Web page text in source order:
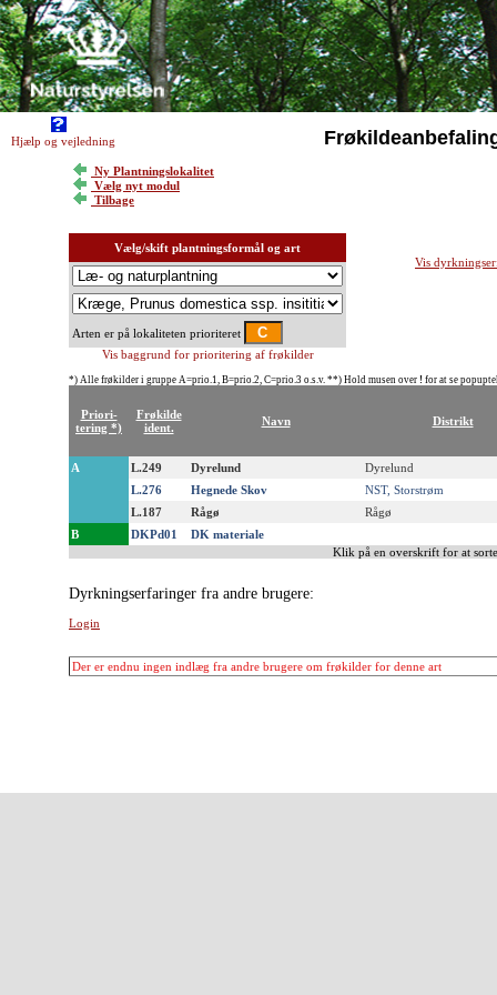
Ny Plantningslokalitet
Vælg nyt modul
Tilbage
Vælg/skift plantningsformål og art
Arten er på lokaliteten prioriteret
Vis baggrund for prioritering af frøkilder
Vis
*) Alle frøkilder i gruppe A=prio.1, B=prio.2, C=prio.3 o.s.v. **) Hold musen over ! for at se
Priori-
tering *)
Frøkilde
ident.
Navn Distrikt
A L.249 Dyrelund
Dyrelund
L.276
Hegnede Skov
NST, Storstrøm
L.187
Rågø
Rågø
B
DKPd01
DK materiale
Klik på en overskrift for at
Dyrkningserfaringer fra andre brugere:
Login
Der er endnu ingen indlæg fra andre brugere om frøkilder for denne art
Hjælp og vejledning